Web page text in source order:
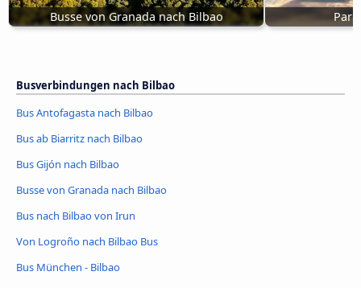
Busse von Granada nach Bilbao
Busverbindungen nach Bilbao
Bus Antofagasta nach Bilbao
Bus ab Biarritz nach Bilbao
Bus Gijón nach Bilbao
Busse von Granada nach Bilbao
Bus nach Bilbao von Irun
Von Logroño nach Bilbao Bus
Bus München - Bilbao